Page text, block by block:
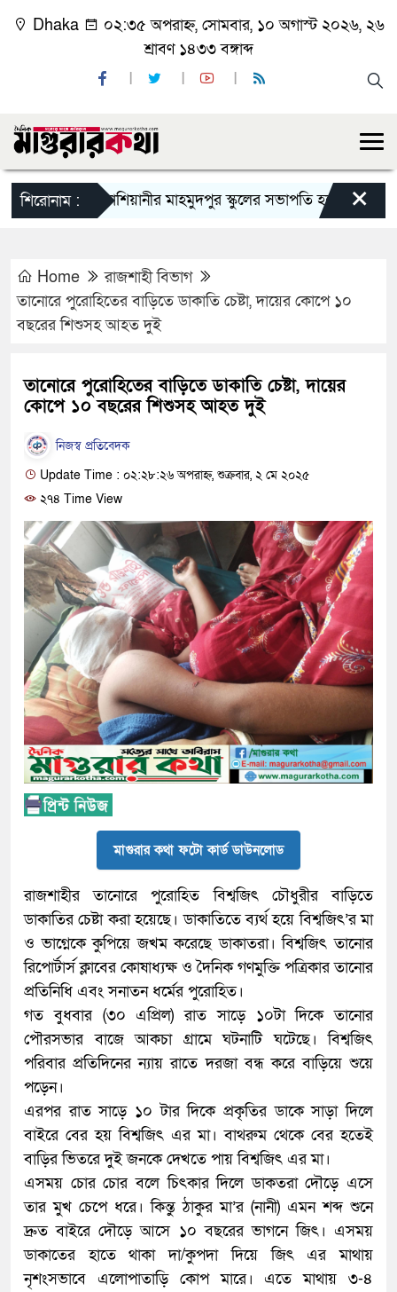
Dhaka
০২:৩৫ অপরাহ্ন, সোমবার, ১০ অগাস্ট ২০২৬, ২৬
শ্রাবণ ১৪৩৩ বঙ্গাব্দ
শিরোনাম :কাশিয়ানীর মাহমুদপুর স্কুলের সভাপতি হলেন গোবিন্দ×
Home
রাজশাহী বিভাগ
তানোরে পুরোহিতের বাড়িতে ডাকাতি চেষ্টা, দায়ের কোপে ১০
বছরের শিশুসহ আহত দুই
তানোরে পুরোহিতের বাড়িতে ডাকাতি চেষ্টা, দায়ের
কোপে ১০ বছরের শিশুসহ আহত দুই
নিজস্ব প্রতিবেদক
Update Time : ০২:২৮:২৬ অপরাহ্ন, শুক্রবার, ২ মে ২০২৫
২৭৪ Time View
মাগুরার কথা ফটো কার্ড ডাউনলোড
রাজশাহীর তানোরে পুরোহিত বিশ্বজিৎ চৌধুরীর বাড়িতে
ডাকাতির চেষ্টা করা হয়েছে। ডাকাতিতে ব্যর্থ হয়ে বিশ্বজিৎ’র মা
ও ভাগ্নেকে কুপিয়ে জখম করেছে ডাকাতরা। বিশ্বজিৎ তানোর
রিপোর্টার্স ক্লাবের কোষাধ্যক্ষ ও দৈনিক গণমুক্তি পত্রিকার তানোর
প্রতিনিধি এবং সনাতন ধর্মের পুরোহিত।
গত বুধবার (৩০ এপ্রিল) রাত সাড়ে ১০টা দিকে তানোর
পৌরসভার বাজে আকচা গ্রামে ঘটনাটি ঘটেছে। বিশ্বজিৎ
পরিবার প্রতিদিনের ন্যায় রাতে দরজা বন্ধ করে বাড়িয়ে শুয়ে
পড়েন।
এরপর রাত সাড়ে ১০ টার দিকে প্রকৃতির ডাকে সাড়া দিলে
বাইরে বের হয় বিশ্বজিৎ এর মা। বাথরুম থেকে বের হতেই
বাড়ির ভিতরে দুই জনকে দেখতে পায় বিশ্বজিৎ এর মা।
এসময় চোর চোর বলে চিৎকার দিলে ডাকতরা দৌড়ে এসে
তার মুখ চেপে ধরে। কিন্তু ঠাকুর মা’র (নানী) এমন শব্দ শুনে
দ্রুত বাইরে দৌড়ে আসে ১০ বছরের ভাগনে জিৎ। এসময়
ডাকাতের হাতে থাকা দা/কুপদা দিয়ে জিৎ এর মাথায়
নৃশংসভাবে এলোপাতাড়ি কোপ মারে। এতে মাথায় ৩-৪